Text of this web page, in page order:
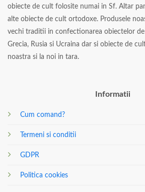
obiecte de cult folosite numai in Sf. Altar
alte obiecte de cult ortodoxe. Produsele
vechi traditii in confectionarea obiectelor
Grecia, Rusia si Ucraina dar si obiecte de
noastra si la noi in tara.
Informatii
Cum comand?
Termeni si conditii
GDPR
Politica cookies